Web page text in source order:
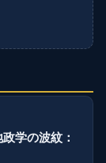
学の波紋：